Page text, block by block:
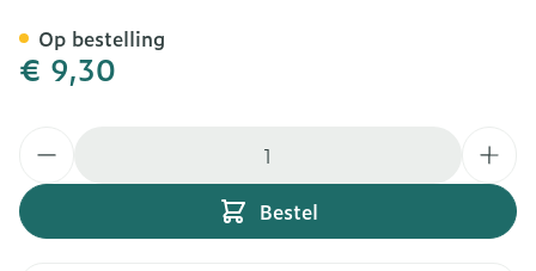
€ 9,30
Bestel
Op bestelling